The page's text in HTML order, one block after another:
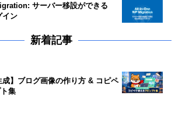
サーバー移設ができる
イン
新着記事
成】ブログ画像の作り方 & コピペ
集